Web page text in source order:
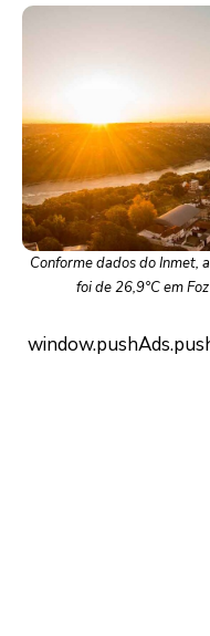
Conforme dados do Inmet,
foi de 26,9°C em